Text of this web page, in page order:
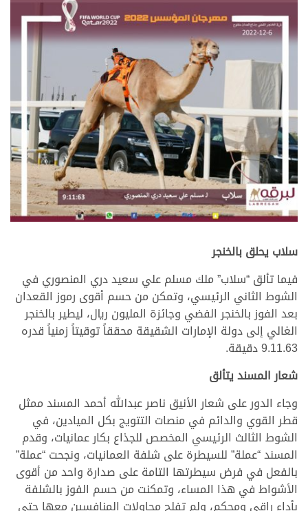
سلاب يحلق بالخنجر
فيما تألق “سلاب” ملك مسلم علي سعيد دري المنصوري في
الشوط الثاني الرئيسي، وتمكن من حسم أقوى رموز القعدان
بعد الفوز بالخنجر الفضي وجائزة المليون ريال، ليطير بالخنجر
الغالي إلى دولة الإمارات الشقيقة محققاً توقيتاً زمنياً قدره
9.11.63 دقيقة.
شعار المسند يتألق
وجاء الدور على شعار الأنيق ناصر عبدالله أحمد المسند ممثل
قطر القوي والدائم في منصات التتويج بكل الميادين، في
الشوط الثالث الرئيسي المخصص للجذاع بكار عمانيات، وقدم
المسند “عملة” للسيطرة على شلفة العمانيات، ونجحت “عملة”
بالفعل في فرض سيطرتها التامة على صدارة واحد من أقوى
الأشواط في هذا المساء، وتمكنت من حسم الفوز بالشلفة
بأداء راقي ومحكم، ولم تفلح محاولات المنافسين معها حتى